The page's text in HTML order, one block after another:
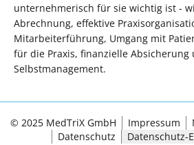
unternehmerisch für sie wichtig ist -
Abrechnung, effektive
Mitarbeiterführung, Umgang mit
für die Praxis, finanzielle Absicherung
Selbstmanagement.
© 2025 MedTriX GmbH Impressum
Datenschutz
Datenschutz-